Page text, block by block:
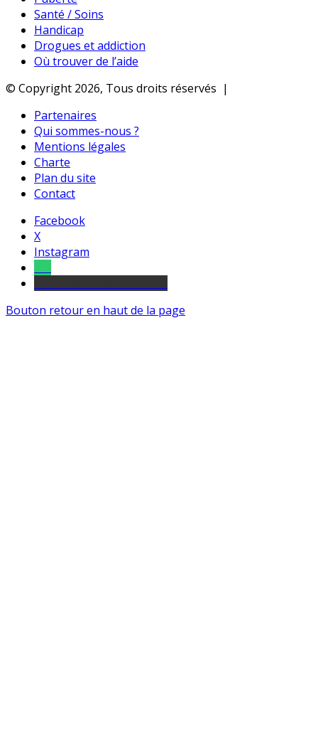
Santé / Soins
Handicap
Drogues et addiction
Où trouver de l’aide
© Copyright 2026, Tous droits réservés |
Partenaires
Qui sommes-nous ?
Mentions légales
Charte
Plan du site
Contact
Facebook
X
Instagram
Bouton retour en haut de la page